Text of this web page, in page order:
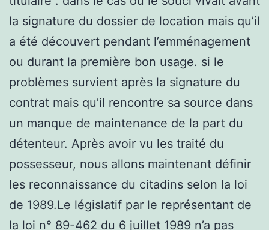
la signature du dossier de location mais qu’il
a été découvert pendant l’emménagement
ou durant la première bon usage. si le
problèmes survient après la signature du
contrat mais qu’il rencontre sa source dans
un manque de maintenance de la part du
détenteur. Après avoir vu les traité du
possesseur, nous allons maintenant définir
les reconnaissance du citadins selon la loi
de 1989.Le législatif par le représentant de
la loi n° 89-462 du 6 juillet 1989 n’a pas